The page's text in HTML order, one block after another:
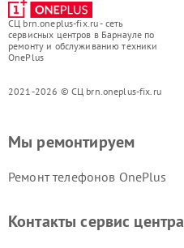
СЦ brn.oneplus-fix.ru - сеть
сервисных центров в Барнауле по
ремонту и обслуживанию техники
OnePlus
2021-2026 © СЦ brn.oneplus-fix.ru
Мы ремонтируем
Ремонт телефонов OnePlus
Контакты сервис центра